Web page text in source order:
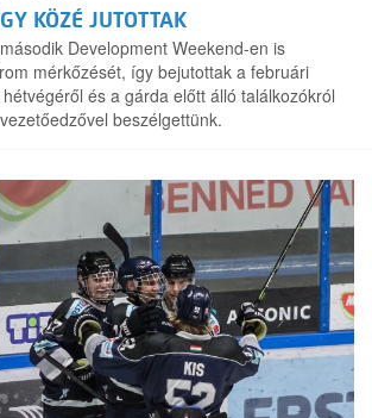
KÖZÉ JUTOTTAK
Development Weekend-en is
mérkőzését, így bejutottak a februári
és a gárda előtt álló találkozókról
beszélgettünk.